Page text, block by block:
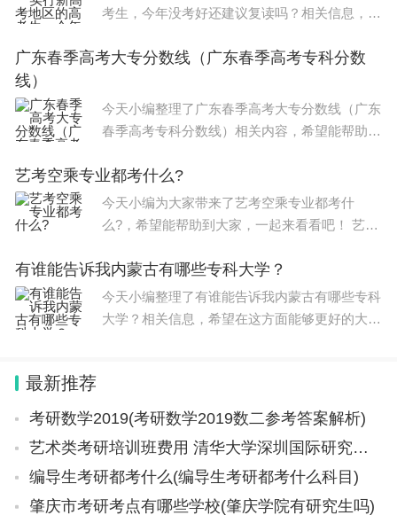
考生，今年没考好还建议复读吗？相关信息，希
区的高考生来说，现在的确是一个非常困难的时
广东春季高考大专分数线（广东春季高考专科分数
线）
今天小编整理了广东春季高考大专分数线（广东
春季高考专科分数线）相关内容，希望能帮助到
录取分数线如下： 1、本科院校招收中等职业学
校毕业生：文化
艺考空乘专业都考什么?
今天小编为大家带来了艺考空乘专业都考什
么?，希望能帮助到大家，一起来看看吧！ 艺考
年以后，艺术类校考依然允许存在，只是需要在
省级统考基础上组织校考，积极采用线上
有谁能告诉我内蒙古有哪些专科大学？
今天小编整理了有谁能告诉我内蒙古有哪些专科
大学？相关信息，希望在这方面能够更好的大
最新推荐
考研数学2019(考研数学2019数二参考答案解析)
艺术类考研培训班费用 清华大学深圳国际研究生院考研难度
编导生考研都考什么(编导生考研都考什么科目)
肇庆市考研考点有哪些学校(肇庆学院有研究生吗)